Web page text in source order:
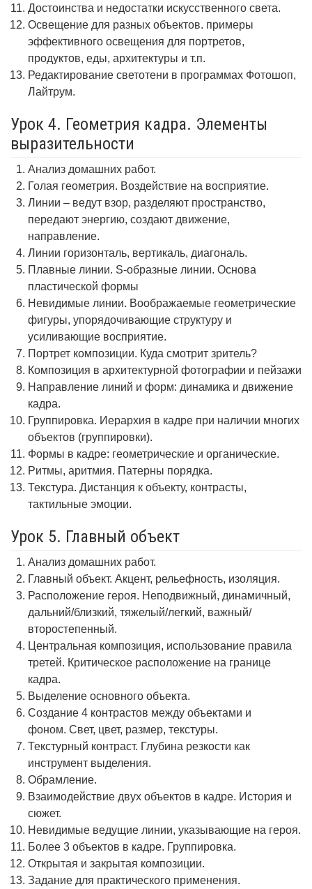
Достоинства и недостатки искусственного света.
Освещение для разных объектов. примеры
эффективного освещения для портретов,
продуктов, еды, архитектуры и т.п.
Редактирование светотени в программах Фотошоп,
Лайтрум.
Урок 4. Геометрия кадра. Элементы
выразительности
Анализ домашних работ.
Голая геометрия. Воздействие на восприятие.
Линии – ведут взор, разделяют пространство,
передают энергию, создают движение,
направление.
Линии горизонталь, вертикаль, диагональ.
Плавные линии. S-образные линии. Основа
пластической формы
Невидимые линии. Воображаемые геометрические
фигуры, упорядочивающие структуру и
усиливающие восприятие.
Портрет композиции. Куда смотрит зритель?
Композиция в архитектурной фотографии и пейзажи
Направление линий и форм: динамика и движение
кадра.
Группировка. Иерархия в кадре при наличии многих
объектов (группировки).
Формы в кадре: геометрические и органические.
Ритмы, аритмия. Патерны порядка.
Текстура. Дистанция к объекту, контрасты,
тактильные эмоции.
Урок 5. Главный объект
Анализ домашних работ.
Главный объект. Акцент, рельефность, изоляция.
Расположение героя. Неподвижный, динамичный,
дальний/близкий, тяжелый/легкий, важный/
второстепенный.
Центральная композиция, использование правила
третей. Критическое расположение на границе
кадра.
Выделение основного объекта.
Создание 4 контрастов между объектами и
фоном. Свет, цвет, размер, текстуры.
Текстурный контраст. Глубина резкости как
инструмент выделения.
Обрамление.
Взаимодействие двух объектов в кадре. История и
сюжет.
Невидимые ведущие линии, указывающие на героя.
Более 3 объектов в кадре. Группировка.
Открытая и закрытая композиции.
Задание для практического применения.